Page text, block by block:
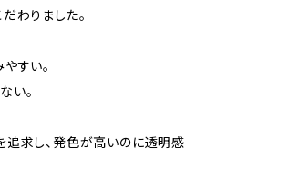
わりました。
すい。
い。
追求し、発色が高いのに透明感